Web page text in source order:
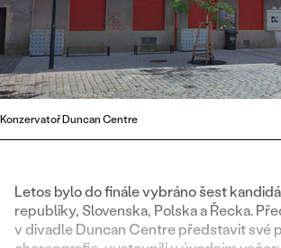
Konzervatoř Duncan Centre
Letos bylo do finále vybráno šest
republiky, Slovenska, Polska a Řecka.
v divadle Duncan Centre představit své